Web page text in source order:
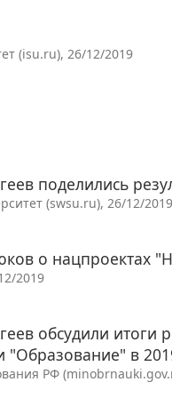
(isu.ru), 26/12/2019
поделились
(swsu.ru), 26/12/2019
о нацпроектах
2019
обсудили итоги
в
РФ